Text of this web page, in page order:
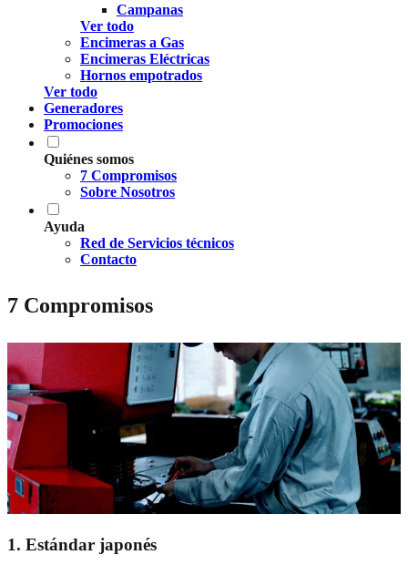
Campanas
Ver todo
Encimeras a Gas
Encimeras Eléctricas
Hornos empotrados
Ver todo
Generadores
Promociones
Quiénes somos
7 Compromisos
Sobre Nosotros
Ayuda
Red de Servicios técnicos
Contacto
7 Compromisos
1. Estándar japonés